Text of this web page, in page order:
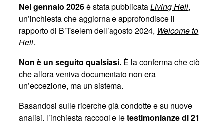
Nel gennaio 2026è stata pubblicataLiving Hell,
un’inchiesta che aggiorna e approfondisce il
rapporto di B’Tselem dell’agosto 2024, Welcome to
Hell.
Non è un seguito qualsiasi. È la conferma che ciò
che allora veniva documentato non era
un’eccezione, ma un sistema.
Basandosi sulle ricerche già condotte e su nuove
analisi, l’inchiesta raccoglie letestimonianze di 21